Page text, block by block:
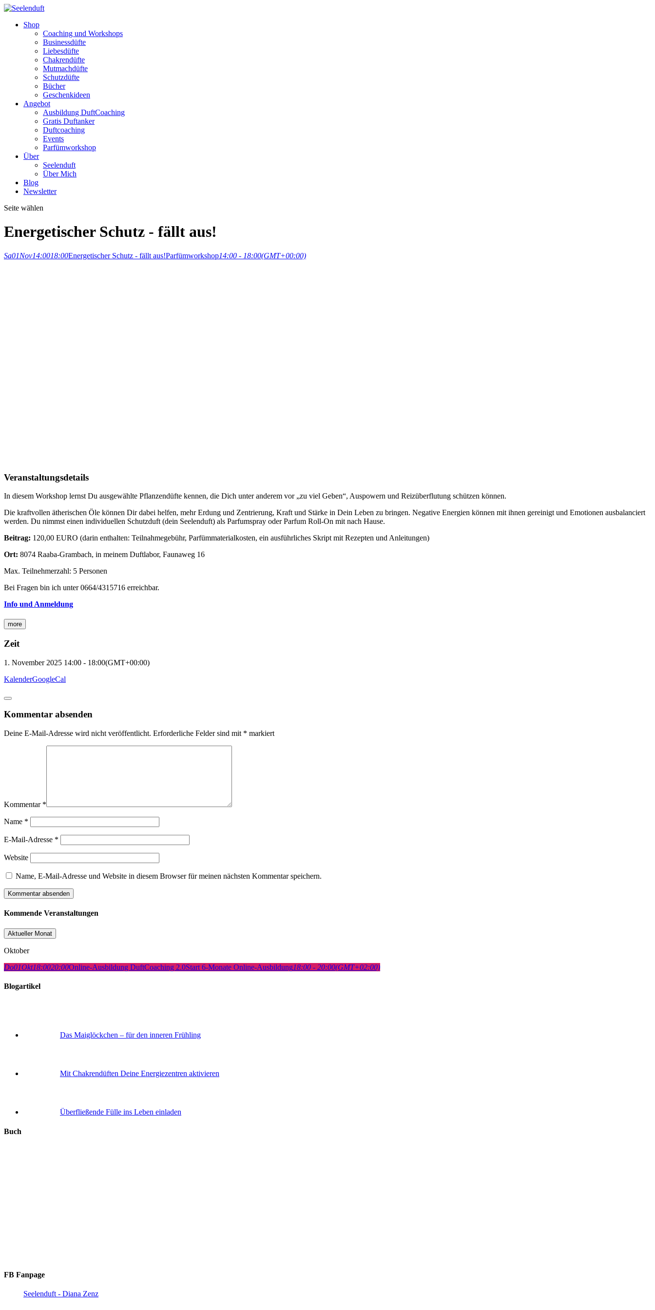
Shop
Coaching und Workshops
Businessdüfte
Liebesdüfte
Chakrendüfte
Mutmachdüfte
Schutzdüfte
Bücher
Geschenkideen
Angebot
Ausbildung DuftCoaching
Gratis Duftanker
Duftcoaching
Events
Parfümworkshop
Über
Seelenduft
Über Mich
Blog
Newsletter
Seite wählen
Energetischer Schutz - fällt aus!
Sa01Nov14:0018:00Energetischer Schutz - fällt aus!Parfümworkshop14:00 - 18:00(GMT+00:00)
Veranstaltungsdetails
In diesem Workshop lernst Du ausgewählte Pflanzendüfte kennen, die Dich unter anderem vor „zu viel Geben“, Auspowern und Reizüberflutung schützen können.
Die kraftvollen ätherischen Öle können Dir dabei helfen, mehr Erdung und Zentrierung, Kraft und Stärke in Dein Leben zu bringen. Negative Energien können mit ihnen gereinigt und Emotionen ausbalanciert
werden. Du nimmst einen individuellen Schutzduft (dein Seelenduft) als Parfumspray oder Parfum Roll-On mit nach Hause.
Beitrag: 120,00 EURO (darin enthalten: Teilnahmegebühr, Parfümmaterialkosten, ein ausführliches Skript mit Rezepten und Anleitungen)
Ort: 8074 Raaba-Grambach, in meinem Duftlabor, Faunaweg 16
Max. Teilnehmerzahl: 5 Personen
Bei Fragen bin ich unter 0664/4315716 erreichbar.
Info und Anmeldung
more
Zeit
1. November 2025 14:00 - 18:00(GMT+00:00)
KalenderGoogleCal
Kommentar absenden
Deine E-Mail-Adresse wird nicht veröffentlicht. Erforderliche Felder sind mit * markiert
Kommentar *
Name *
E-Mail-Adresse *
Website
Name, E-Mail-Adresse und Website in diesem Browser für meinen nächsten Kommentar speichern.
Kommende Veranstaltungen
Aktueller Monat
Oktober
Do01Okt18:0020:00Online-Ausbildung DuftCoaching 2.0Start 6-Monate Online-Ausbildung18:00 - 20:00(GMT+02:00)
Blogartikel
Das Maiglöckchen – für den inneren Frühling
Mit Chakrendüften Deine Energiezentren aktivieren
Überfließende Fülle ins Leben einladen
Buch
FB Fanpage
Seelenduft - Diana Zenz